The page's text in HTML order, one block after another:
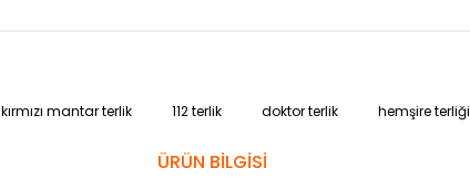
ÜRÜN BİLGİSİ
kırmızı mantar terlik 112 terlik doktor terlik hemşire terliği